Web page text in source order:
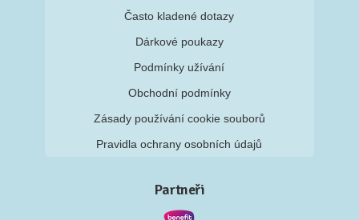
Často kladené dotazy
Dárkové poukazy
Podmínky užívání
Obchodní podmínky
Zásady používání cookie souborů
Pravidla ochrany osobních údajů
Partneři